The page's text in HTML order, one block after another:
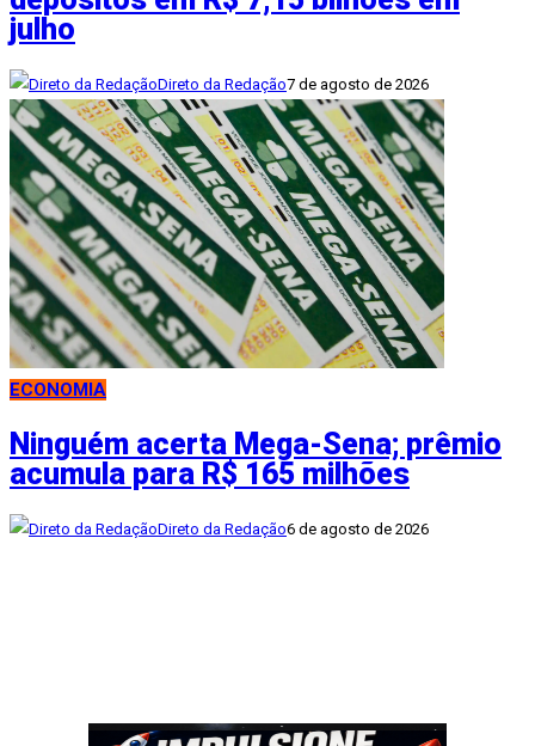
julho
Direto da Redação7 de agosto de 2026
ECONOMIA
Ninguém acerta Mega-Sena; prêmio
acumula para R$ 165 milhões
Direto da Redação6 de agosto de 2026